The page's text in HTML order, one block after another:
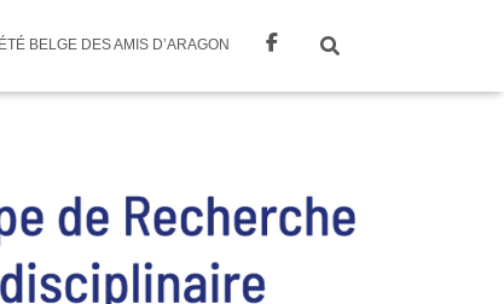
BELGE DES AMIS D’ARAGON